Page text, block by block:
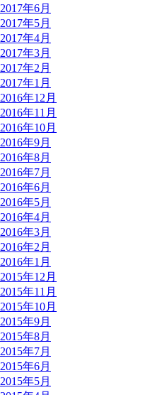
2017年6月
2017年5月
2017年4月
2017年3月
2017年2月
2017年1月
2016年12月
2016年11月
2016年10月
2016年9月
2016年8月
2016年7月
2016年6月
2016年5月
2016年4月
2016年3月
2016年2月
2016年1月
2015年12月
2015年11月
2015年10月
2015年9月
2015年8月
2015年7月
2015年6月
2015年5月